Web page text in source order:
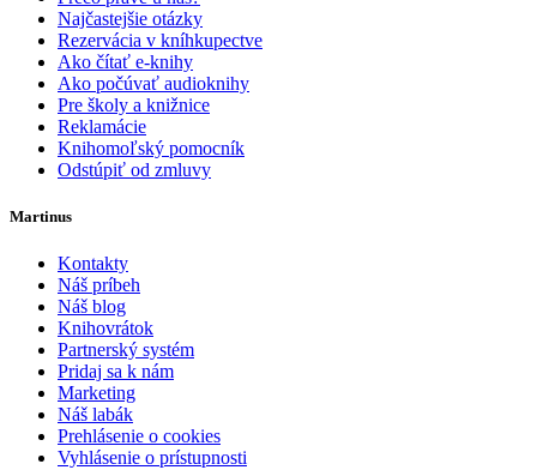
Najčastejšie otázky
Rezervácia v kníhkupectve
Ako čítať e-knihy
Ako počúvať audioknihy
Pre školy a knižnice
Reklamácie
Knihomoľský pomocník
Odstúpiť od zmluvy
Martinus
Kontakty
Náš príbeh
Náš blog
Knihovrátok
Partnerský systém
Pridaj sa k nám
Marketing
Náš labák
Prehlásenie o cookies
Vyhlásenie o prístupnosti